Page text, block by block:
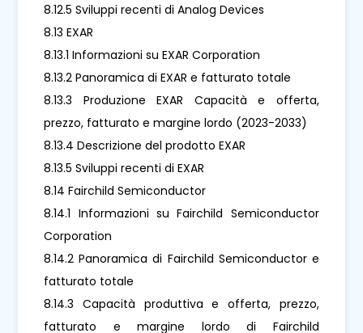
8.12.5 Sviluppi recenti di Analog Devices
8.13 EXAR
8.13.1 Informazioni su EXAR Corporation
8.13.2 Panoramica di EXAR e fatturato totale
8.13.3 Produzione EXAR Capacità e offerta,
prezzo, fatturato e margine lordo (2023-2033)
8.13.4 Descrizione del prodotto EXAR
8.13.5 Sviluppi recenti di EXAR
8.14 Fairchild Semiconductor
8.14.1 Informazioni su Fairchild Semiconductor
Corporation
8.14.2 Panoramica di Fairchild Semiconductor e
fatturato totale
8.14.3 Capacità produttiva e offerta, prezzo,
fatturato e margine lordo di Fairchild